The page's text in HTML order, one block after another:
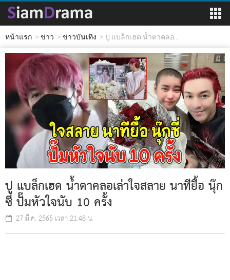
หน้าแรก ข่าว ข่าวบันเทิง ปู แบล็กเฮด น้ำตาคลอ...
ปู แบล็กเฮด น้ำตาคลอเล่าใจสลาย นาทียื้อ นุ๊ก
ซี่ ปั๊มหัวใจนับ 10 ครั้ง
27 มี.ค. 2565 เวลา 21:48 น.